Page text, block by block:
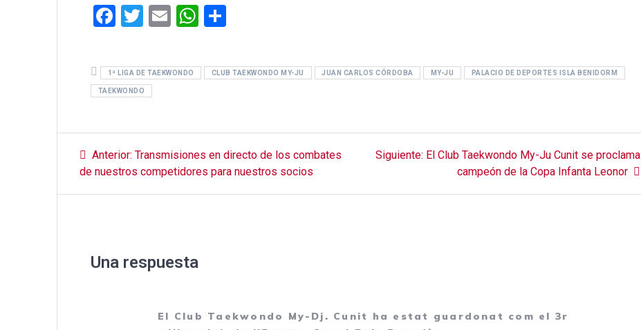
F
ce
b
o
o
k
T
tt
er
E
ail
W
at
s
p
p
m
p
tir
1ª LIGA DE TAEKWONDO CLUB TAEKWONDO MY-JU JUAN CARLOS CÓRDOBA MY-JU PALACIO DE DEPORTES ISLA BENIDORM
TAEKWONDO
Navegación
de
Anterior: Entrada
anterior:
Transmisiones en directo de los combates
de nuestros competidores para nuestros socios
Siguiente: Siguiente
entrada:
El Club Taekwondo My-Ju Cunit se proclama
campeón de la Copa Infanta Leonor
Una respuesta
El Club Taekwondo My-Dj. Cunit ha estat guardonat com el 3r